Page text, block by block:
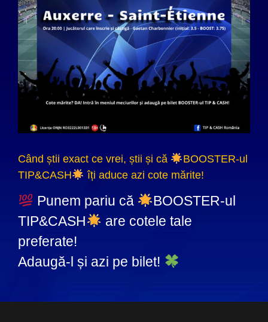
Când știi exact ce vrei, știi și că
BOOSTER-ul
TIP&CASH
îți aduce azi cote mărite!
Punem pariu că
BOOSTER-ul
TIP&CASH
are cotele tale
preferate!
Adaugă-l și azi pe bilet!